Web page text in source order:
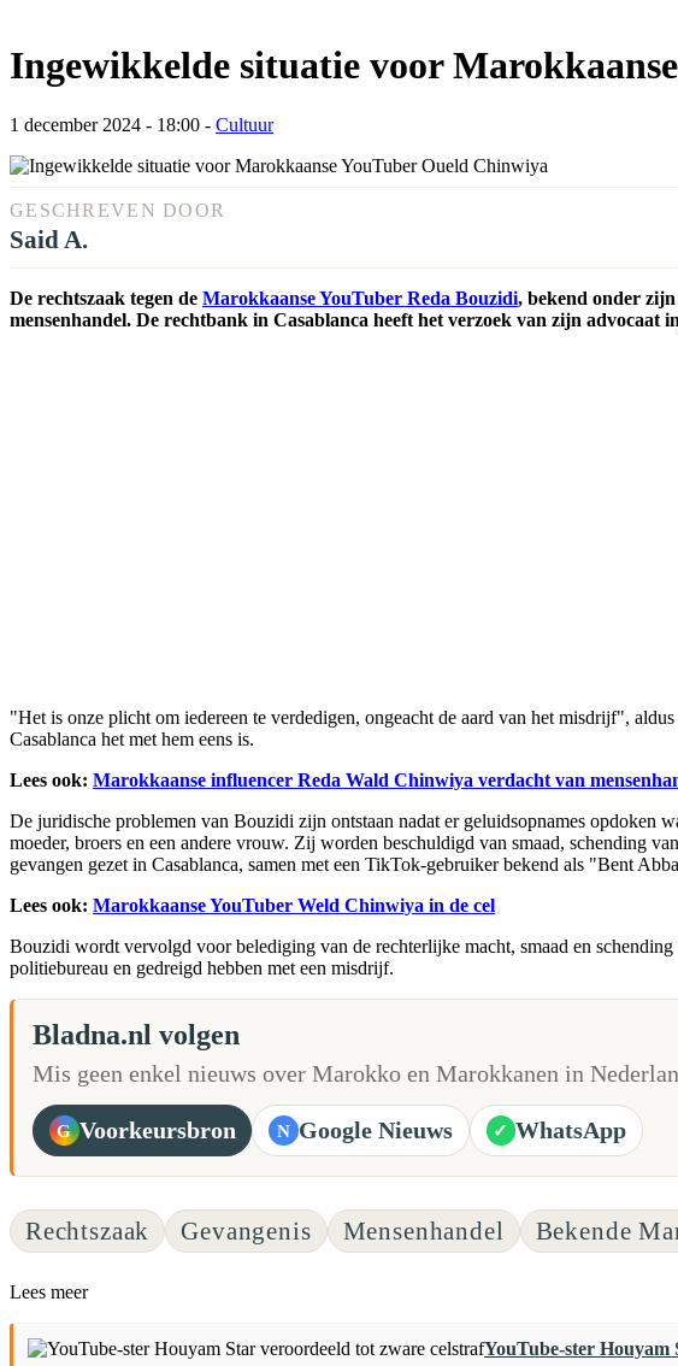
Ingewikkelde situatie voor
1 december 2024 - 18:00 - Cultuur
GESCHREVEN DOOR
Said A.
De rechtszaak tegen de Marokkaanse YouTuber Reda Bouzidi, bekend onder
mensenhandel. De rechtbank in Casablanca heeft het verzoek van zijn
"Het is onze plicht om iedereen te verdedigen, ongeacht de aard van het misdrijf",
Casablanca het met hem eens is.
Lees ook: Marokkaanse influencer Reda Wald Chinwiya verdacht van
De juridische problemen van Bouzidi zijn ontstaan nadat er geluidsopnames opdoken
moeder, broers en een andere vrouw. Zij worden beschuldigd van smaad, schending
gevangen gezet in Casablanca, samen met een TikTok-gebruiker bekend als "Bent
Lees ook: Marokkaanse YouTuber Weld Chinwiya in de cel
Bouzidi wordt vervolgd voor belediging van de rechterlijke macht, smaad en
politiebureau en gedreigd hebben met een misdrijf.
Bladna.nl volgen
Mis geen enkel nieuws over Marokko en Marokkanen in
G Voorkeursbron N Google Nieuws ✓ WhatsApp
Rechtszaak Gevangenis Mensenhandel Bekende
Lees meer
YouTube-ster Houyam